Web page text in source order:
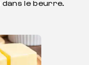
dans le beurre.